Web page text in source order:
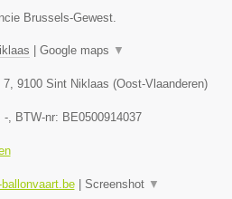
Brussels-Gewest.
Google maps ▼
7, 9100 Sint Niklaas (Oost-Vlaanderen)
-, BTW-nr: BE0500914037
| Screenshot ▼